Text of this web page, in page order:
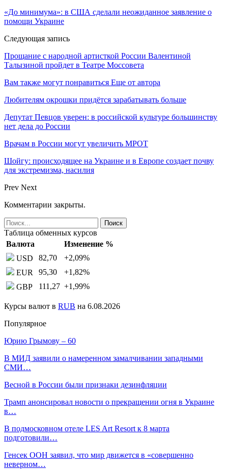
«До минимума»: в США сделали неожиданное заявление о
помощи Украине
Следующая запись
Прощание с народной артисткой России Валентиной
Талызиной пройдет в Театре Моссовета
Вам также могут понравиться Еще от автора
Любителям окрошки придётся зарабатывать больше
Депутат Певцов уверен: в российской культуре большинству
нет дела до России
Врачам в России могут увеличить МРОТ
Шойгу: происходящее на Украине и в Европе создает почву
для экстремизма, насилия
Prev Next
Комментарии закрыты.
Таблица обменных курсов
Валюта
Изменение %
USD
82,70 +2,09%
EUR
95,30 +1,82%
GBP
111,27 +1,99%
Курсы валют в RUB на 6.08.2026
Популярное
Юрию Грымову – 60
В МИД заявили о намеренном замалчивании западными
СМИ…
Весной в России были признаки дезинфляции
Трамп анонсировал новости о прекращении огня в Украине
в…
В подмосковном отеле LES Art Resort к 8 марта
подготовили…
Генсек ООН заявил, что мир движется в «совершенно
неверном…